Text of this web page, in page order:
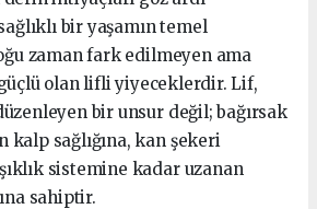
bir yaşamın temel
zaman fark edilmeyen ama
olan lifli yiyeceklerdir. Lif,
bir unsur değil; bağırsak
kalp sağlığına, kan şekeri
sistemine kadar uzanan
sahiptir.